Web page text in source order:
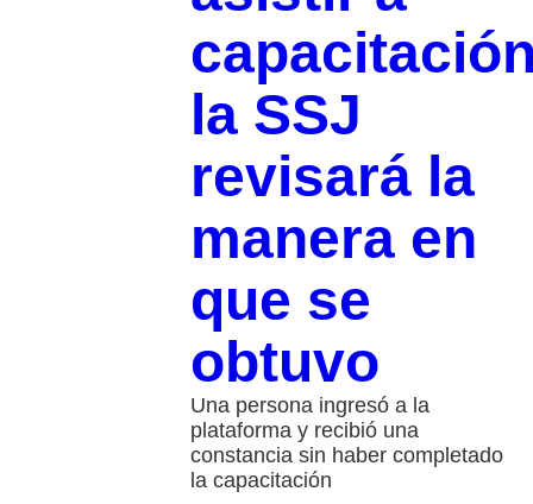
la SSJ
revisará la
manera en
que se
obtuvo
Una persona ingresó a la
plataforma y recibió una
constancia sin haber completado
la capacitación